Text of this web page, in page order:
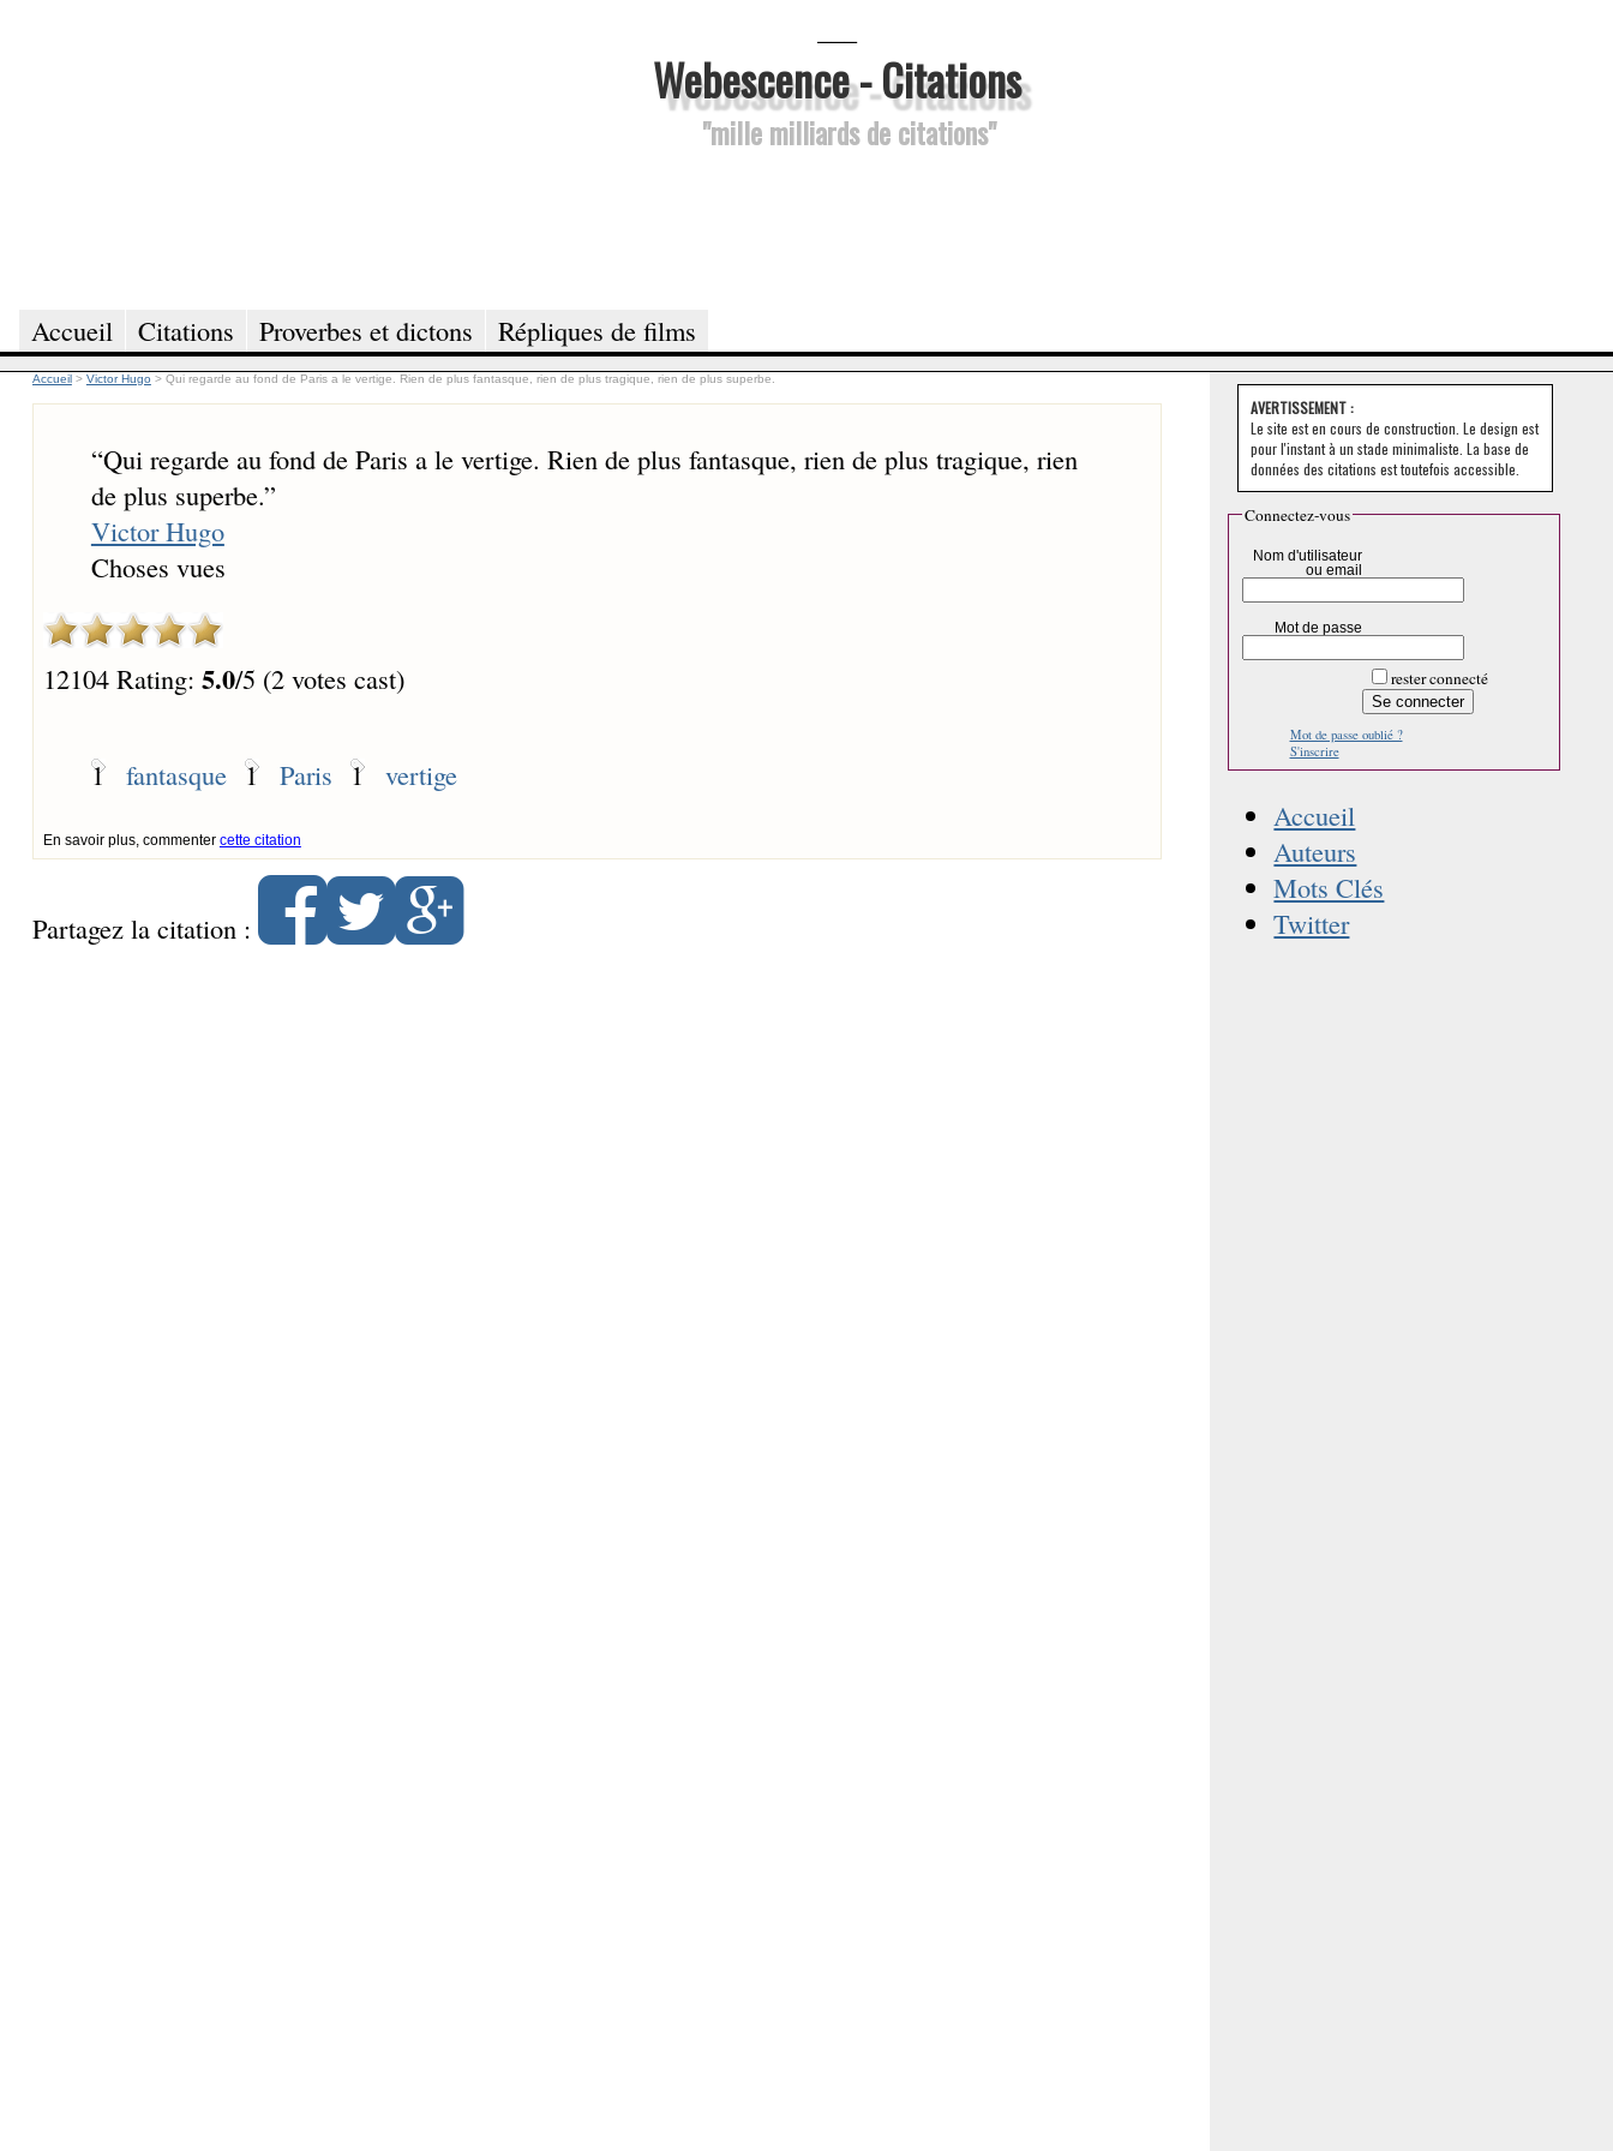
Webescence - Citations
"mille milliards de citations"
Accueil Citations Proverbes et dictons Répliques de films
Accueil > Victor Hugo > Qui regarde au fond de Paris a le vertige. Rien de plus fantasque, rien de plus tragique, rien de plus superbe.
“Qui regarde au fond de Paris a le vertige. Rien de plus fantasque, rien de plus tragique, rien
de plus superbe.”
Victor Hugo
Choses vues
12104 Rating: 5.0/5 (2 votes cast)
1 fantasque 1 Paris 1 vertige
En savoir plus, commenter cette citation
Partagez la citation :
AVERTISSEMENT :
Le site est en cours de construction. Le design est
pour l'instant à un stade minimaliste. La base de
données des citations est toutefois accessible.
Connectez-vous
Nom d'utilisateur
ou email
Mot de passe
rester connecté
Mot de passe oublié ?
S'inscrire
Accueil
Auteurs
Mots Clés
Twitter